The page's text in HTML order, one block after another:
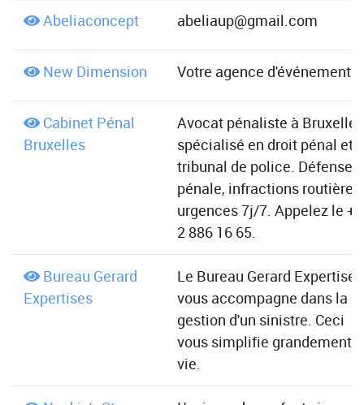
Abeliaconcept abeliaup@gmail.com
New Dimension Votre agence d'événement
Cabinet Pénal
Bruxelles
Avocat pénaliste à Bruxelles
spécialisé en droit pénal et
tribunal de police. Défense
pénale, infractions routières,
urgences 7j/7. Appelez le
2 886 16 65.
Bureau Gerard
Expertises
Le Bureau Gerard Expertises
vous accompagne dans la
gestion d'un sinistre. Ceci
vous simplifie grandement
vie.